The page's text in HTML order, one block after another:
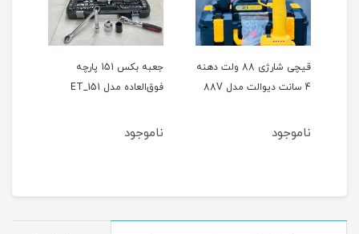
قیچی شارژی 88 ولت دهنه
4 سانت دیوالت مدل 88V
ناموجود
جعبه بکس 151 پارچه
فوق‌العاده مدل ET_151
ناموجود